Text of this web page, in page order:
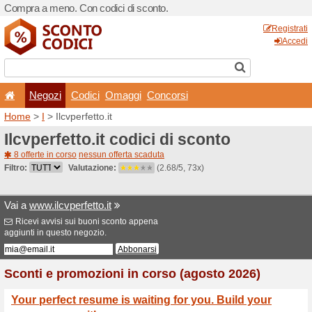
Compra a meno. Con
Negozi
Home>I> Ilcvperfetto.it